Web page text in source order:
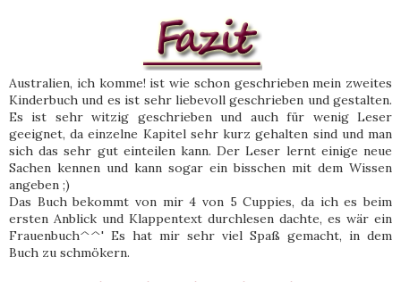
Australien, ich komme! ist wie schon geschrieben mein zweites
Kinderbuch und es ist sehr liebevoll geschrieben und gestalten.
Es ist sehr witzig geschrieben und auch für wenig Leser
geeignet, da einzelne Kapitel sehr kurz gehalten sind und man
sich das sehr gut einteilen kann. Der Leser lernt einige neue
Sachen kennen und kann sogar ein bisschen mit dem Wissen
angeben ;)
Das Buch bekommt von mir 4 von 5 Cuppies, da ich es beim
ersten Anblick und Klappentext durchlesen dachte, es wär ein
Frauenbuch^^' Es hat mir sehr viel Spaß gemacht, in dem
Buch zu schmökern.